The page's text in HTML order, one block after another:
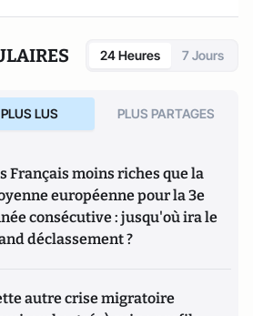
24 Heures 7 Jours
PLUS LUS PLUS PARTAGES
Français moins riches que la
européenne pour la 3e
consécutive : jusqu'où ira le
déclassement ?
autre crise migratoire